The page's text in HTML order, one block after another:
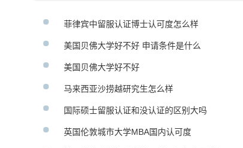
菲律宾中留服认证博士认可度怎么样
美国贝佛大学好不好 申请条件是什么
美国贝佛大学好不好
马来西亚沙捞越研究生怎么样
国际硕士留服认证和没认证的区别大吗
英国伦敦城市大学MBA国内认可度